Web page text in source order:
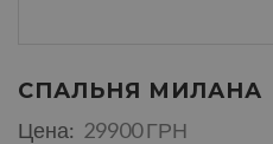
СПАЛЬНЯ МИЛАНА
Цена: 29900 ГРН